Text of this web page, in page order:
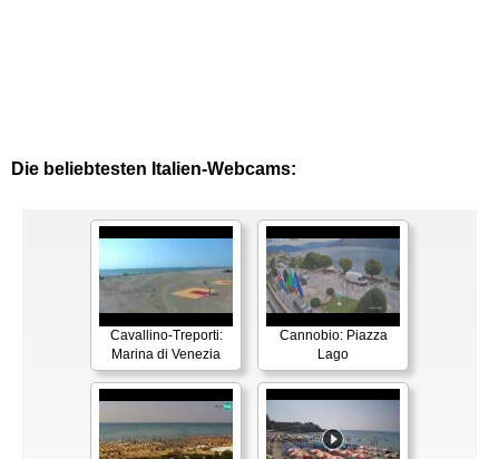
Die beliebtesten Italien-Webcams:
Cavallino-Treporti:
Marina di Venezia
Cannobio: Piazza
Lago